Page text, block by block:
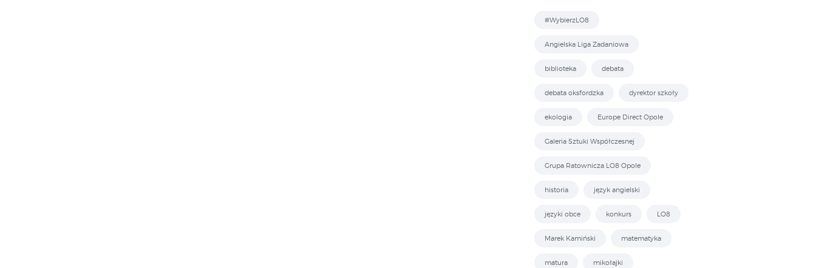
#WybierzLO8
Angielska Liga Zadaniowa
biblioteka debata
debata oksfordzka dyrektor szkoły
ekologia Europe Direct Opole
Galeria Sztuki Współczesnej
Grupa Ratownicza LO8 Opole
historia język angielski
języki obce konkurs LO8
Marek Kamiński matematyka
matura mikołajki